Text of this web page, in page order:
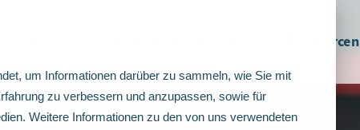
um Informationen darüber zu sammeln, wie Sie mit
zu verbessern und anzupassen, sowie für
Weitere Informationen zu den von uns verwendeten
Ressourcen